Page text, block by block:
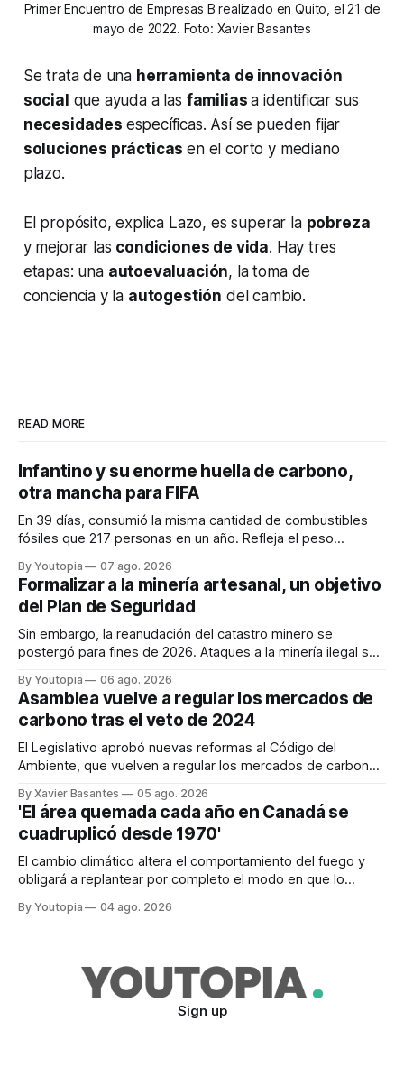
Primer Encuentro de Empresas B realizado en Quito, el 21 de
mayo de 2022. Foto: Xavier Basantes
Se trata de una herramienta de innovación
social que ayuda a las familiasa identificar sus
necesidades específicas. Así se pueden fijar
soluciones prácticasen el corto y mediano
plazo.
El propósito, explica Lazo, es superar la pobreza
y mejorar las condiciones de vida. Hay tres
etapas: una autoevaluación, la toma de
conciencia y la autogestión del cambio.
READ MORE
Infantino y su enorme huella de carbono,
otra mancha para FIFA
En 39 días, consumió la misma cantidad de combustibles
fósiles que 217 personas en un año. Refleja el peso
By Youtopia 07 ago. 2026
Formalizar a la minería artesanal, un objetivo
del Plan de Seguridad
Sin embargo, la reanudación del catastro minero se
postergó para fines de 2026. Ataques a la minería ilegal se
By Youtopia 06 ago. 2026
Asamblea vuelve a regular los mercados de
carbono tras el veto de 2024
El Legislativo aprobó nuevas reformas al Código del
Ambiente, que vuelven a regular los mercados de carbono,
By Xavier Basantes 05 ago. 2026
'El área quemada cada año en Canadá se
cuadruplicó desde 1970'
El cambio climático altera el comportamiento del fuego y
obligará a replantear por completo el modo en que lo
By Youtopia 04 ago. 2026
Sign up